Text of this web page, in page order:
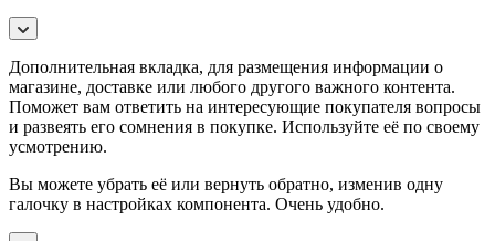
Дополнительная вкладка, для размещения информации о
магазине, доставке или любого другого важного контента.
Поможет вам ответить на интересующие покупателя вопросы
и развеять его сомнения в покупке. Используйте её по своему
усмотрению.
Вы можете убрать её или вернуть обратно, изменив одну
галочку в настройках компонента. Очень удобно.